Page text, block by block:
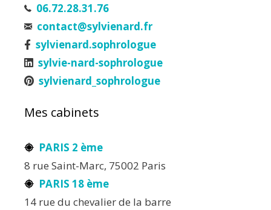
06.72.28.31.76
contact@sylvienard.fr
sylvienard.sophrologue
sylvie-nard-sophrologue
sylvienard_sophrologue
Mes cabinets
PARIS 2 ème
8 rue Saint-Marc, 75002 Paris
PARIS 18 ème
14 rue du chevalier de la barre